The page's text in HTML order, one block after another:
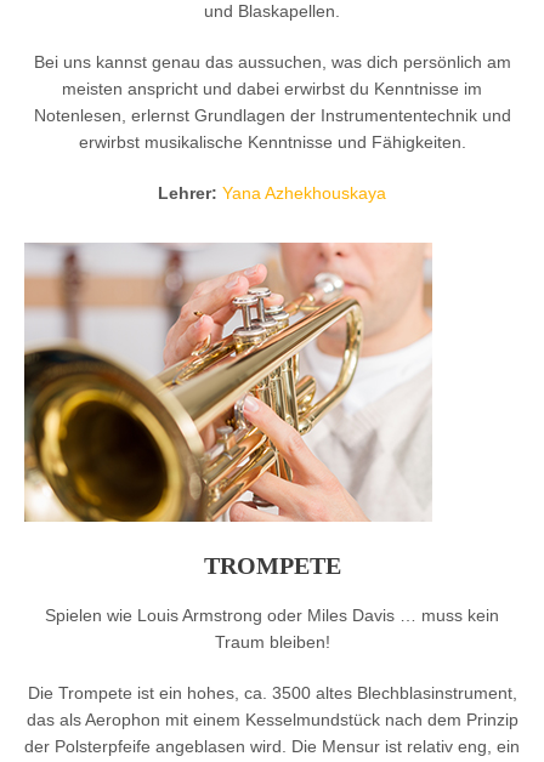
und Blaskapellen.
Bei uns kannst genau das aussuchen, was dich persönlich am
meisten anspricht und dabei erwirbst du Kenntnisse im
Notenlesen, erlernst Grundlagen der Instrumententechnik und
erwirbst musikalische Kenntnisse und Fähigkeiten.
Lehrer: Yana Azhekhouskaya
TROMPETE
Spielen wie Louis Armstrong oder Miles Davis … muss kein
Traum bleiben!
Die Trompete ist ein hohes, ca. 3500 altes Blechblasinstrument,
das als Aerophon mit einem Kesselmundstück nach dem Prinzip
der Polsterpfeife angeblasen wird. Die Mensur ist relativ eng, ein